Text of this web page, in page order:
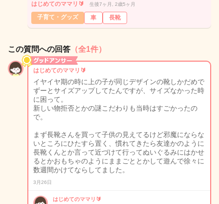
はじめてのママリ🔰 生後7ヶ月, 2歳5ヶ月
子育て・グッズ 車 長靴
この質問への回答 （全1件）
はじめてのママリ🔰
イヤイヤ期の時に上の子が同じデザインの靴しかだめで
ずーとサイズアップしてたんですが、サイズなかった時
に困って。
新しい物拒否とかの謎こだわりも当時はすごかったの
で。
まず長靴さんを買って子供の見えてるけど邪魔にならな
いところにひたすら置く、慣れてきたら友達かのように
長靴くんとか言って近づけて行ってぬいぐるみにはかせ
るとかおもちゃのようにままごととかして遊んで徐々に
数週間かけてならしてました。
3月26日
はじめてのママリ🔰